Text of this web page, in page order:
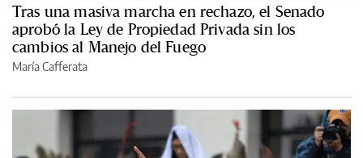
Tras una masiva marcha en rechazo, el Senado
aprobó la Ley de Propiedad Privada sin los
cambios al Manejo del Fuego
María Cafferata